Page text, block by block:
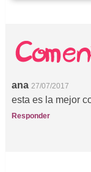
ana 27/07/2017
esta es la mejor
Responder